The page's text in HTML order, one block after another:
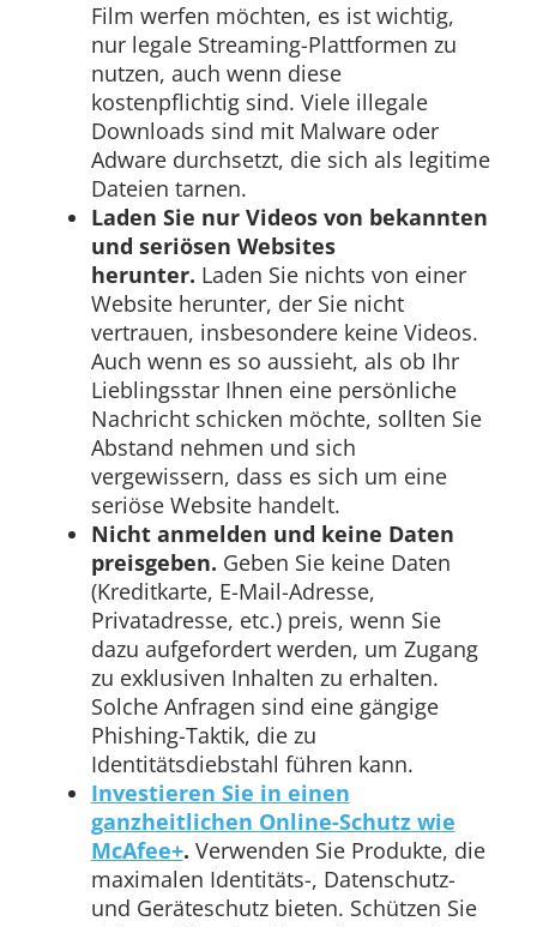
Film werfen möchten, es ist wichtig,
nur legale Streaming-Plattformen zu
nutzen, auch wenn diese
kostenpflichtig sind. Viele illegale
Downloads sind mit Malware oder
Adware durchsetzt, die sich als legitime
Dateien tarnen.
Laden Sie nur Videos von bekannten
und seriösen Websites
herunter. Laden Sie nichts von einer
Website herunter, der Sie nicht
vertrauen, insbesondere keine Videos.
Auch wenn es so aussieht, als ob Ihr
Lieblingsstar Ihnen eine persönliche
Nachricht schicken möchte, sollten Sie
Abstand nehmen und sich
vergewissern, dass es sich um eine
seriöse Website handelt.
Nicht anmelden und keine Daten
preisgeben. Geben Sie keine Daten
(Kreditkarte, E-Mail-Adresse,
Privatadresse, etc.) preis, wenn Sie
dazu aufgefordert werden, um Zugang
zu exklusiven Inhalten zu erhalten.
Solche Anfragen sind eine gängige
Phishing-Taktik, die zu
Identitätsdiebstahl führen kann.
Investieren Sie in einen
ganzheitlichen Online-Schutz wie
McAfee+. Verwenden Sie Produkte, die
maximalen Identitäts-, Datenschutz-
und Geräteschutz bieten. Schützen Sie